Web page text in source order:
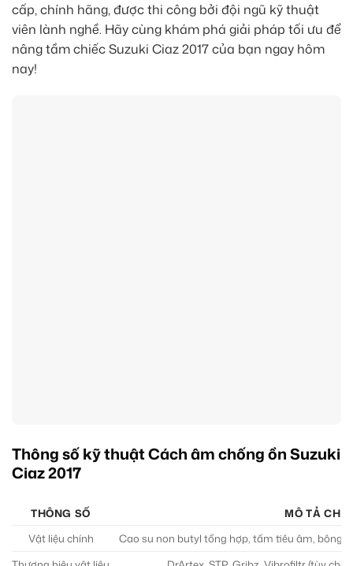
cấp, chính hãng, được thi công bởi đội ngũ kỹ thuật
viên lành nghề. Hãy cùng khám phá giải pháp tối ưu để
nâng tầm chiếc Suzuki Ciaz 2017 của bạn ngay hôm
nay!
Thông số kỹ thuật Cách âm chống ồn Suzuki
Ciaz 2017
THÔNG SỐ
MÔ TẢ CHI
Vật liệu chính
Cao su non butyl tổng hợp, tấm tiêu âm, bông